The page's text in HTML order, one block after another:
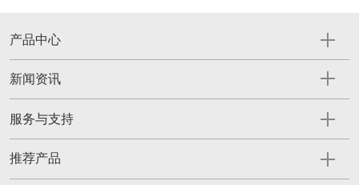
产品中心
新闻资讯
服务与支持
推荐产品